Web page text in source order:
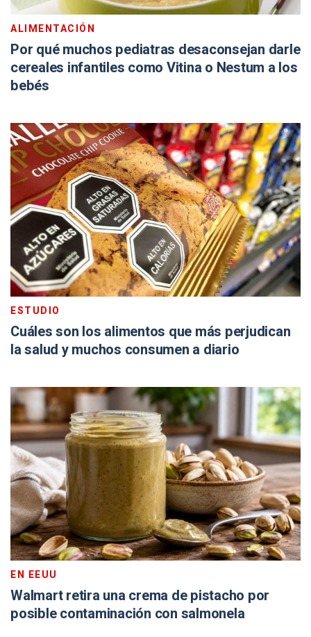
ALIMENTACIÓN
Por qué muchos pediatras desaconsejan darle
cereales infantiles como Vitina o Nestum a los
bebés
ESTUDIO
Cuáles son los alimentos que más perjudican
la salud y muchos consumen a diario
EN EEUU
Walmart retira una crema de pistacho por
posible contaminación con salmonela